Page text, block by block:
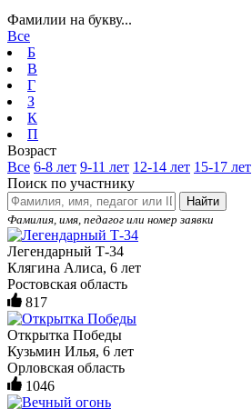
Фамилии на букву...
Все
Б
В
Г
З
К
П
Возраст
Все 6-8 лет 9-11 лет 12-14 лет 15-17 лет
Поиск по участнику
Найти
Фамилия, имя, педагог или номер заявки
Легендарный Т-34
Клягина Алиса, 6 лет
Ростовская область
817
Открытка Победы
Кузьмин Илья, 6 лет
Орловская область
1046